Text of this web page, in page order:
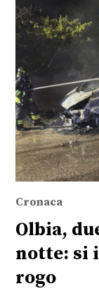
Cronaca
Olbia,
notte: si
rogo